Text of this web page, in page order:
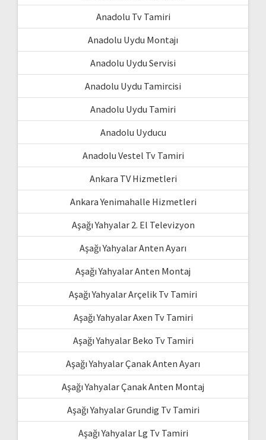
Anadolu Tv Tamiri
Anadolu Uydu Montajı
Anadolu Uydu Servisi
Anadolu Uydu Tamircisi
Anadolu Uydu Tamiri
Anadolu Uyducu
Anadolu Vestel Tv Tamiri
Ankara TV Hizmetleri
Ankara Yenimahalle Hizmetleri
Aşağı Yahyalar 2. El Televizyon
Aşağı Yahyalar Anten Ayarı
Aşağı Yahyalar Anten Montaj
Aşağı Yahyalar Arçelik Tv Tamiri
Aşağı Yahyalar Axen Tv Tamiri
Aşağı Yahyalar Beko Tv Tamiri
Aşağı Yahyalar Çanak Anten Ayarı
Aşağı Yahyalar Çanak Anten Montaj
Aşağı Yahyalar Grundig Tv Tamiri
Aşağı Yahyalar Lg Tv Tamiri